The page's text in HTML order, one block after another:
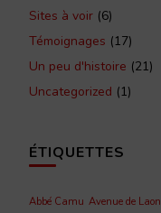
Sites à voir (6)
Témoignages (17)
Un peu d'histoire (21)
Uncategorized (1)
ÉTIQUETTES
Abbé Camu Avenue de Laon